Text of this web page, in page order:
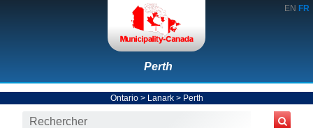
EN FR
Perth
Ontario> Lanark> Perth